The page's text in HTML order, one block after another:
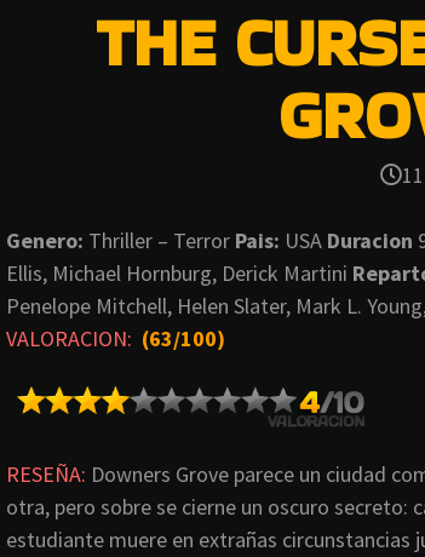
THE
Genero: Thriller – Terror Pais: USA Duracion
Ellis, Michael Hornburg, Derick Martini
Penelope Mitchell, Helen Slater, Mark L.
VALORACION: (63/100)
RESEÑA: Downers Grove parece un ciudad
otra, pero sobre se cierne un oscuro secreto:
estudiante muere en extrañas circunstancias